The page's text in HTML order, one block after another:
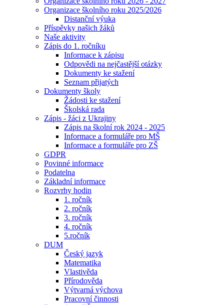
Organizace školního roku 2025/2026
Distanční výuka
Příspěvky našich žáků
Naše aktivity
Zápis do 1. ročníku
Informace k zápisu
Odpovědi na nejčastější otázky
Dokumenty ke stažení
Seznam přijatých
Dokumenty školy
Žádosti ke stažení
Školská rada
Zápis - žáci z Ukrajiny
Zápis na školní rok 2024 - 2025
Informace a formuláře pro MŠ
Informace a formuláře pro ZŠ
GDPR
Povinné informace
Podatelna
Základní informace
Rozvrhy hodin
1. ročník
2. ročník
3. ročník
4. ročník
5.ročník
DUM
Český jazyk
Matematika
Vlastivěda
Přírodověda
Výtvarná výchova
Pracovní činnosti